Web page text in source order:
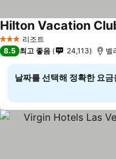
3 성급 리조트
Hilton Vacation
8.5 최고 좋음 24,113 벨
날짜를 선택해 정확한 요